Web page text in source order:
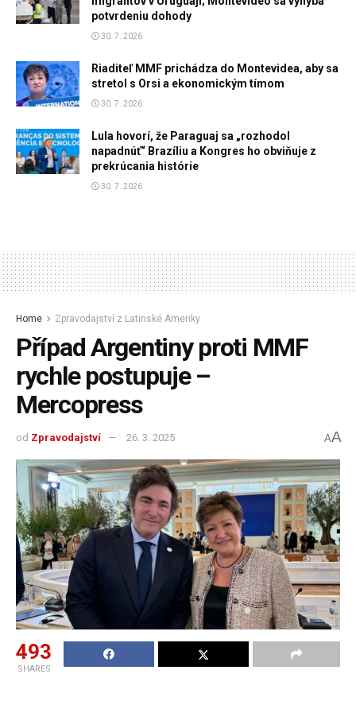
potvrdeniu dohody
30. 7. 2026
Riaditeľ MMF prichádza do Montevidea, aby sa
stretol s Orsi a ekonomickým tímom
30. 7. 2026
Lula hovorí, že Paraguaj sa „rozhodol
napadnúť“ Brazíliu a Kongres ho obviňuje z
prekrúcania histórie
30. 7. 2026
Home Zpravodajství z Latinské Ameriky
Případ Argentiny proti MMF
rychle postupuje –
Mercopress
od Zpravodajství 26. 3. 2025 AA
493
SHARES